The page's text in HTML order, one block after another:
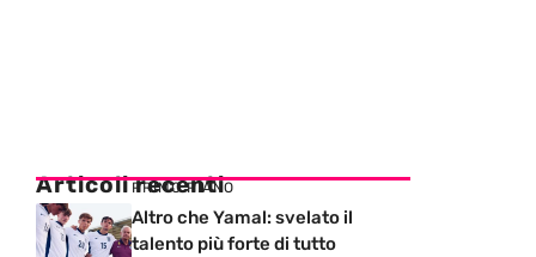
Articoli recenti
PRIMO PIANO
Altro che Yamal: svelato il
talento più forte di tutto